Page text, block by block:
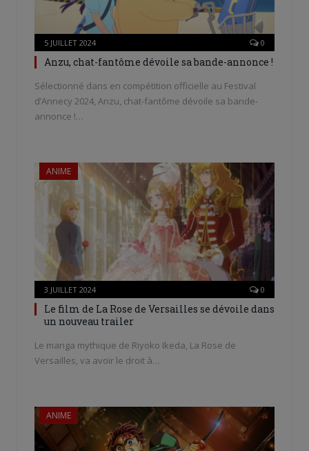
5 JUILLET 2024 0
Anzu, chat-fantôme dévoile sa bande-annonce !
Sélectionné dans en compétition officielle au Festival
d’Annecy 2024, Anzu, chat-fantôme dévoile sa bande-
annonce !…
ANIME
3 JUILLET 2024 0
Le film de La Rose de Versailles se dévoile dans
un nouveau trailer
Le manga mythique de Riyoko Ikeda, La Rose de
Versailles, va avoir le droit à…
ANIME